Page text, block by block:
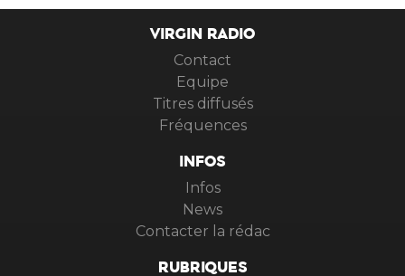
VIRGIN RADIO
Contact
Equipe
Titres diffusés
Fréquences
INFOS
Infos
News
Contacter la rédac